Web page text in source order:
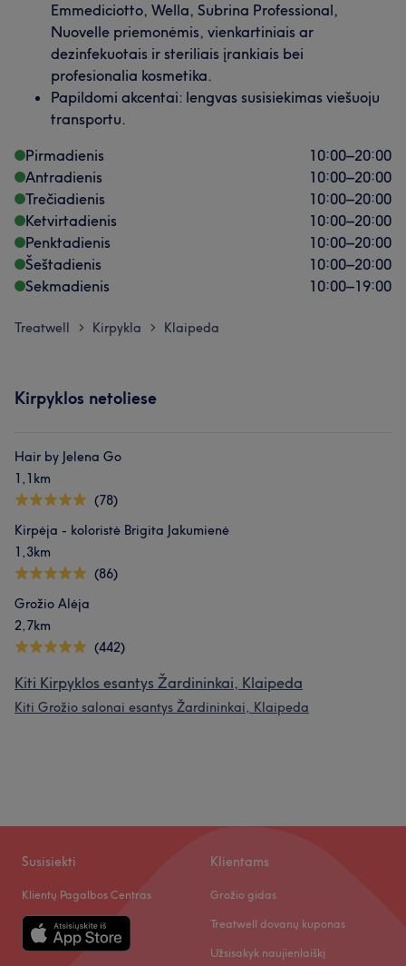
Emmediciotto, Wella, Subrina Professional,
Nuovelle priemonėmis, vienkartiniais ar
dezinfekuotais ir steriliais įrankiais bei
profesionalia kosmetika.
Papildomi akcentai: lengvas susisiekimas viešuoju
transportu.
Pirmadienis
10:00–20:00
Antradienis
10:00–20:00
Trečiadienis
10:00–20:00
Ketvirtadienis
10:00–20:00
Penktadienis
10:00–20:00
Šeštadienis
10:00–20:00
Sekmadienis
10:00–19:00
Treatwell > Kirpykla > Klaipeda
Kirpyklos netoliese
Hair by Jelena Go
1,1km
(78)
Kirpėja - koloristė Brigita Jakumienė
1,3km
(86)
Grožio Alėja
2,7km
(442)
Kiti Kirpyklos esantys Žardininkai, Klaipeda
Kiti Grožio salonai esantys Žardininkai, Klaipeda
Susisiekti
Klientų Pagalbos Centras
Klientams
Grožio gidas
Treatwell dovanų kuponas
Užsisakyk naujienlaiškį